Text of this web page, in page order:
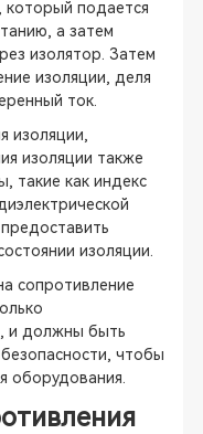
который подается
а затем
изолятор. Затем
изоляции, деля
ток.
изоляции,
изоляции также
такие как индекс
изоляции.
сопротивление
и должны быть
чтобы
оборудования.